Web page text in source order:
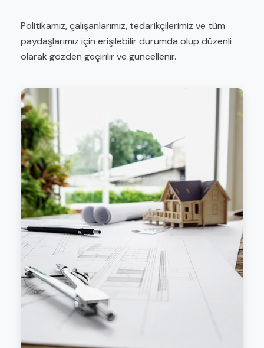
Politikamız, çalışanlarımız, tedarikçilerimiz ve tüm
paydaşlarımız için erişilebilir durumda olup düzenli
olarak gözden geçirilir ve güncellenir.